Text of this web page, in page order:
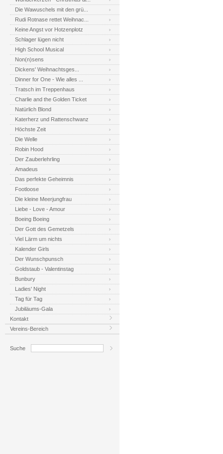
Die Wawuschels mit den grü...
Rudi Rotnase rettet Weihnac...
Keine Angst vor Hotzenplotz
Schlager lügen nicht
High School Musical
Non(n)sens
Dickens' Weihnachtsges...
Dinner for One - Wie alles ...
Tratsch im Treppenhaus
Charlie and the Golden Ticket
Natürlich Blond
Katerherz und Rattenschwanz
Höchste Zeit
Die Welle
Robin Hood
Der Zauberlehrling
Amadeus
Das perfekte Geheimnis
Footloose
Die kleine Meerjungfrau
Liebe - Love - Amour
Boeing Boeing
Der Gott des Gemetzels
Viel Lärm um nichts
Kalender Girls
Der Wunschpunsch
Goldstaub - Valentinstag
Bunbury
Ladies' Night
Tag für Tag
Jubiläums-Gala
Kontakt
Vereins-Bereich
Suche